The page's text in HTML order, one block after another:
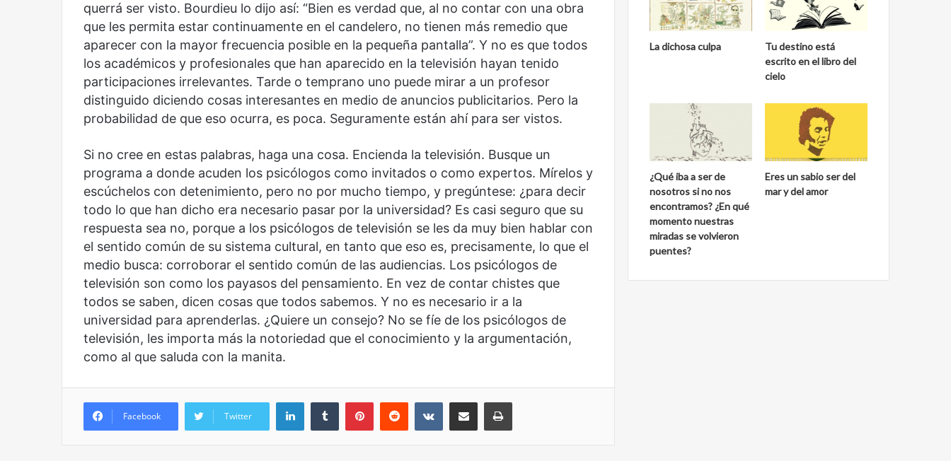
querrá ser visto. Bourdieu lo dijo así: “Bien es verdad que, al no contar con una obra
que les permita estar continuamente en el candelero, no tienen más remedio que
aparecer con la mayor frecuencia posible en la pequeña pantalla”. Y no es que todos
los académicos y profesionales que han aparecido en la televisión hayan tenido
participaciones irrelevantes. Tarde o temprano uno puede mirar a un profesor
distinguido diciendo cosas interesantes en medio de anuncios publicitarios. Pero la
probabilidad de que eso ocurra, es poca. Seguramente están ahí para ser vistos.
Si no cree en estas palabras, haga una cosa. Encienda la televisión. Busque un
programa a donde acuden los psicólogos como invitados o como expertos. Mírelos y
escúchelos con detenimiento, pero no por mucho tiempo, y pregúntese: ¿para decir
todo lo que han dicho era necesario pasar por la universidad? Es casi seguro que su
respuesta sea no, porque a los psicólogos de televisión se les da muy bien hablar con
el sentido común de su sistema cultural, en tanto que eso es, precisamente, lo que el
medio busca: corroborar el sentido común de las audiencias. Los psicólogos de
televisión son como los payasos del pensamiento. En vez de contar chistes que
todos se saben, dicen cosas que todos sabemos. Y no es necesario ir a la
universidad para aprenderlas. ¿Quiere un consejo? No se fíe de los psicólogos de
televisión, les importa más la notoriedad que el conocimiento y la argumentación,
como al que saluda con la manita.
Facebook Twitter
LinkedInTumblrPinterestRedditVKontakte
Share via EmailPrint
La dichosa culpa
Tu destino está
escrito en el libro del
cielo
¿Qué iba a ser de
nosotros si no nos
encontramos? ¿En qué
momento nuestras
miradas se volvieron
puentes?
Eres un sabio ser del
mar y del amor